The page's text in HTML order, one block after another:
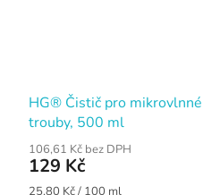
HG® Čistič pro mikrovlnné
trouby, 500 ml
106,61 Kč bez DPH
129 Kč
Měrná
25,80 Kč / 100 ml